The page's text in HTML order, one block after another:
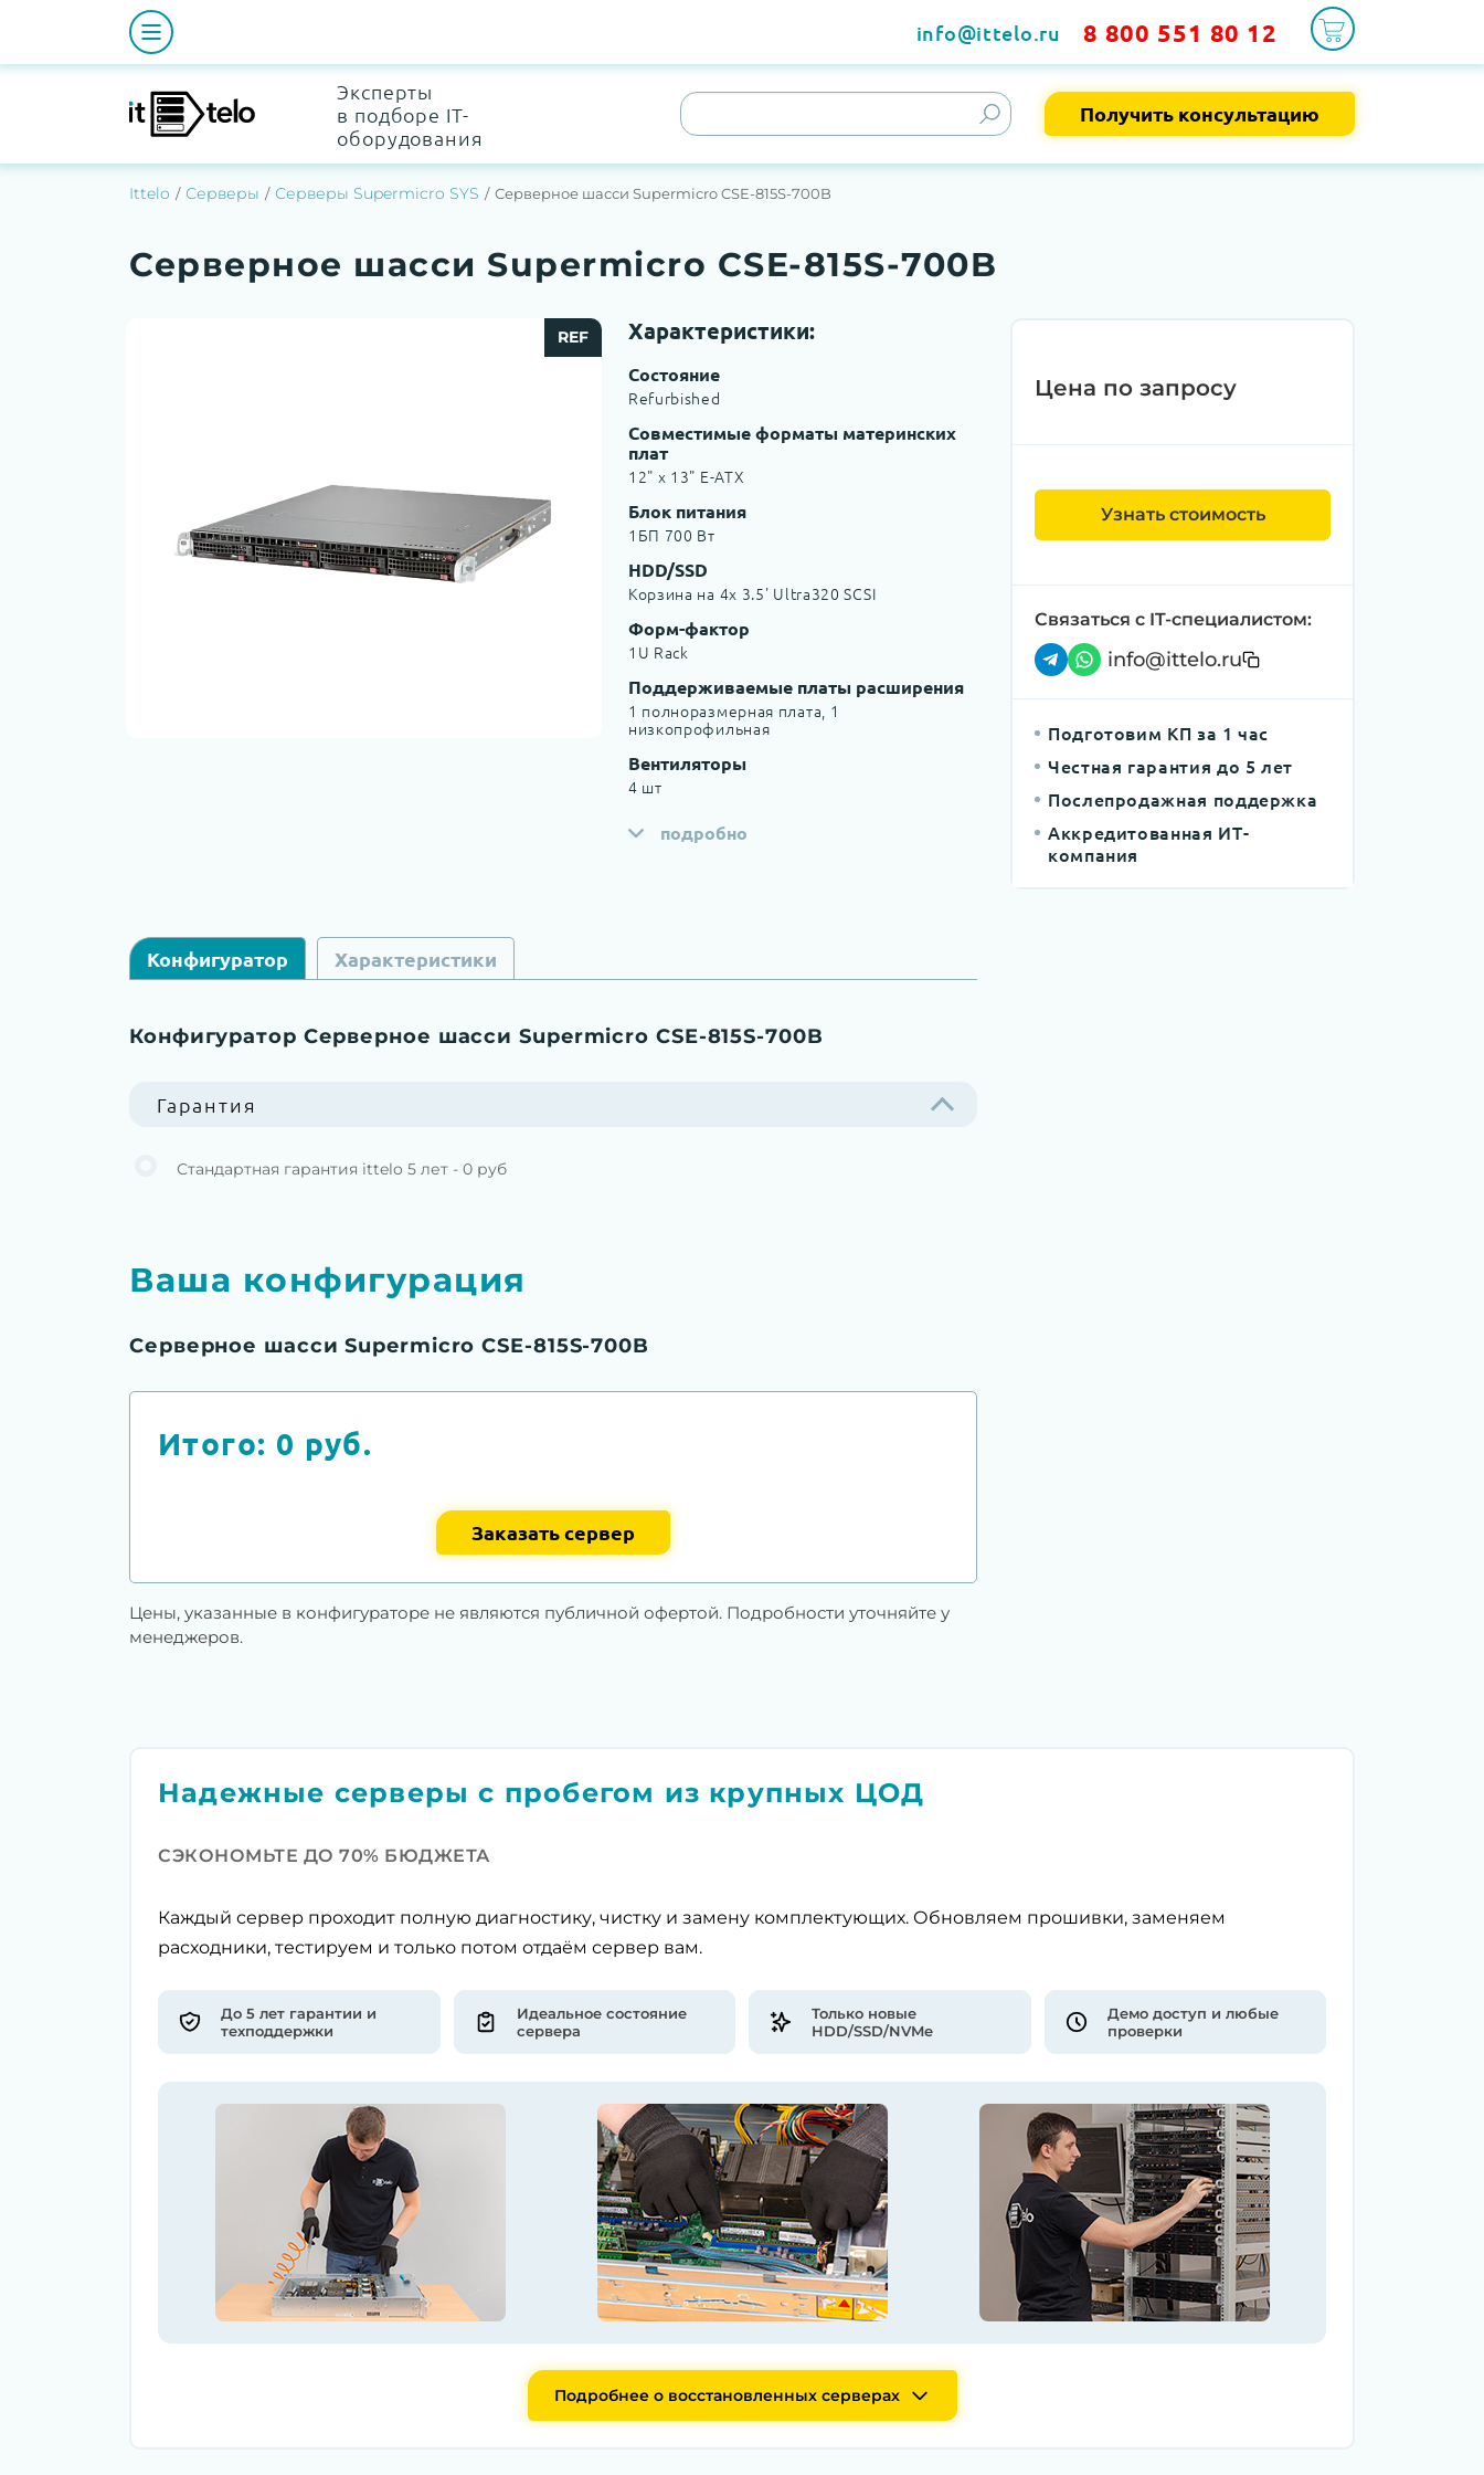
info@ittelo.ru 8 800 551 80 12
Эксперты
в подборе IT-
оборудования
Получить консультацию
Ittelo Серверы Серверы Supermicro SYS Серверное шасси Supermicro CSE-815S-700B
Серверное шасси Supermicro CSE-815S-700B
REF Характеристики:
Состояние
Refurbished
Совместимые форматы материнских
плат
12" x 13" E-ATX
Блок питания
1БП 700 Вт
HDD/SSD
Корзина на 4x 3.5' Ultra320 SCSI
Форм-фактор
1U Rack
Поддерживаемые платы расширения
1 полноразмерная плата, 1
низкопрофильная
Вентиляторы
4 шт
подробно
Конфигуратор Характеристики
Конфигуратор Серверное шасси Supermicro CSE-815S-700B
Гарантия
Стандартная гарантия ittelo 5 лет - 0 руб
Ваша конфигурация
Серверное шасси Supermicro CSE-815S-700B
Итого: 0 руб.
Заказать сервер
Цены, указанные в конфигураторе не являются публичной офертой. Подробности уточняйте у
менеджеров.
Цена по запросу
Узнать стоимость
Связаться с IT-специалистом:
info@ittelo.ru
Подготовим КП за 1 час
Честная гарантия до 5 лет
Послепродажная поддержка
Аккредитованная ИТ-
компания
Надежные серверы с пробегом из крупных ЦОД
СЭКОНОМЬТЕ ДО 70% БЮДЖЕТА
Каждый сервер проходит полную диагностику, чистку и замену комплектующих. Обновляем прошивки, заменяем
расходники, тестируем и только потом отдаём сервер вам.
До 5 лет гарантии и
техподдержки
Идеальное состояние
сервера
Только новые
HDD/SSD/NVMe
Демо доступ и любые
проверки
Подробнее о восстановленных серверах